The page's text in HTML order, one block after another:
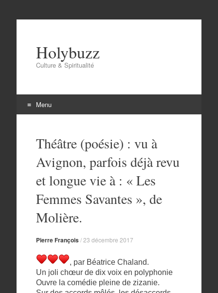
Holybuzz
Culture & Spiritualité
Menu
contenuThéâtre (poésie) : vu à
Avignon, parfois déjà revu
et longue vie à : « Les
Femmes Savantes », de
Molière.
Pierre François/23 décembre 2017
, par Béatrice Chaland.
Un joli chœur de dix voix en polyphonie
Ouvre la comédie pleine de zizanie.